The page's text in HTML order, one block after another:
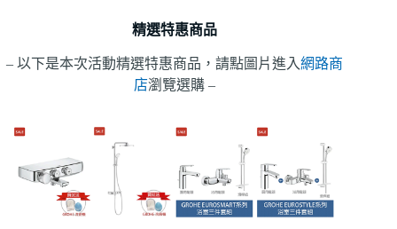
精選特惠商品
– 以下是本次活動精選特惠商品，請點圖片進入網路商
店瀏覽選購 –